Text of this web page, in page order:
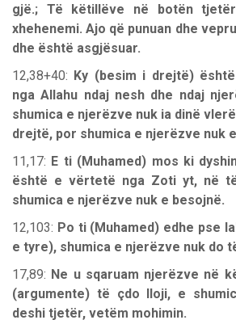
gjë.; Të këtillëve në botën
xhehenemi. Ajo që punuan dhe
dhe është asgjësuar.
12,38+40: Ky (besim i drejtë)
nga Allahu ndaj nesh dhe ndaj
shumica e njerëzve nuk ia dinë
drejtë, por shumica e njerëzve nuk
11,17: E ti (Muhamed) mos ki
është e vërtetë nga Zoti yt, në
shumica e njerëzve nuk e besojnë.
12,103: Po ti (Muhamed) edhe pse
e tyre), shumica e njerëzve nuk do
17,89: Ne u sqaruam njerëzve në
(argumente) të çdo lloji, e
deshi tjetër, vetëm mohimin.